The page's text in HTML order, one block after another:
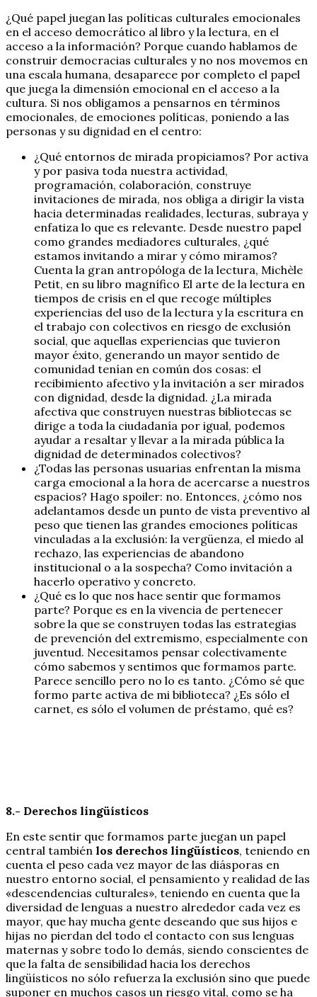
¿Qué papel juegan las políticas culturales emocionales
en el acceso democrático al libro y la lectura, en el
acceso a la información? Porque cuando hablamos de
construir democracias culturales y no nos movemos en
una escala humana, desaparece por completo el papel
que juega la dimensión emocional en el acceso a la
cultura. Si nos obligamos a pensarnos en términos
emocionales, de emociones políticas, poniendo a las
personas y su dignidad en el centro:
¿Qué entornos de mirada propiciamos? Por activa
y por pasiva toda nuestra actividad,
programación, colaboración, construye
invitaciones de mirada, nos obliga a dirigir la vista
hacia determinadas realidades, lecturas, subraya y
enfatiza lo que es relevante. Desde nuestro papel
como grandes mediadores culturales, ¿qué
estamos invitando a mirar y cómo miramos?
Cuenta la gran antropóloga de la lectura, Michèle
Petit, en su libro magnífico El arte de la lectura en
tiempos de crisis en el que recoge múltiples
experiencias del uso de la lectura y la escritura en
el trabajo con colectivos en riesgo de exclusión
social, que aquellas experiencias que tuvieron
mayor éxito, generando un mayor sentido de
comunidad tenían en común dos cosas: el
recibimiento afectivo y la invitación a ser mirados
con dignidad, desde la dignidad. ¿La mirada
afectiva que construyen nuestras bibliotecas se
dirige a toda la ciudadanía por igual, podemos
ayudar a resaltar y llevar a la mirada pública la
dignidad de determinados colectivos?
¿Todas las personas usuarias enfrentan la misma
carga emocional a la hora de acercarse a nuestros
espacios? Hago spoiler: no. Entonces, ¿cómo nos
adelantamos desde un punto de vista preventivo al
peso que tienen las grandes emociones políticas
vinculadas a la exclusión: la vergüenza, el miedo al
rechazo, las experiencias de abandono
institucional o a la sospecha? Como invitación a
hacerlo operativo y concreto.
¿Qué es lo que nos hace sentir que formamos
parte? Porque es en la vivencia de pertenecer
sobre la que se construyen todas las estrategias
de prevención del extremismo, especialmente con
juventud. Necesitamos pensar colectivamente
cómo sabemos y sentimos que formamos parte.
Parece sencillo pero no lo es tanto. ¿Cómo sé que
formo parte activa de mi biblioteca? ¿Es sólo el
carnet, es sólo el volumen de préstamo, qué es?
8.- Derechos lingüísticos
En este sentir que formamos parte juegan un papel
central también los derechos lingüísticos, teniendo en
cuenta el peso cada vez mayor de las diásporas en
nuestro entorno social, el pensamiento y realidad de las
«descendencias culturales», teniendo en cuenta que la
diversidad de lenguas a nuestro alrededor cada vez es
mayor, que hay mucha gente deseando que sus hijos e
hijas no pierdan del todo el contacto con sus lenguas
maternas y sobre todo lo demás, siendo conscientes de
que la falta de sensibilidad hacia los derechos
lingüísticos no sólo refuerza la exclusión sino que puede
suponer en muchos casos un riesgo vital, como se ha